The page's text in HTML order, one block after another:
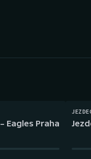
Eagles Praha